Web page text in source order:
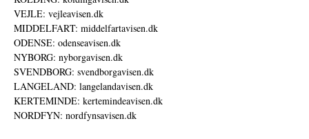
VEJLE: vejleavisen.dk
MIDDELFART: middelfartavisen.dk
ODENSE: odenseavisen.dk
NYBORG: nyborgavisen.dk
SVENDBORG: svendborgavisen.dk
LANGELAND: langelandavisen.dk
KERTEMINDE: kertemindeavisen.dk
NORDFYN: nordfynsavisen.dk